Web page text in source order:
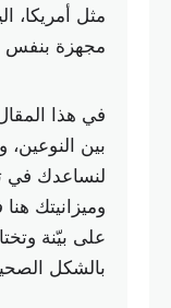
مثل أمريكا،
مجهزة بنفس
في هذا
بين
لنساعدك في
وميزانيتك
على بيّنة
بالشكل